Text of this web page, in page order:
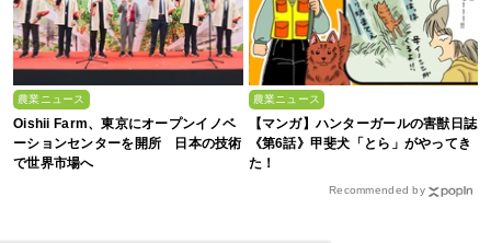
農業ニュース
Oishii Farm、東京にオープンイノベ
ーションセンターを開所 日本の技術
で世界市場へ
農業ニュース
【マンガ】ハンターガールの害獣日誌
《第6話》甲斐犬「とら」がやってき
た！
Recommended by